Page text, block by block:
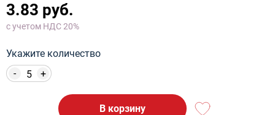
3.83 руб.
с учетом НДС 20%
Укажите количество
+
-
В корзину